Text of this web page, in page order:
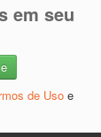
em seu
de Uso e